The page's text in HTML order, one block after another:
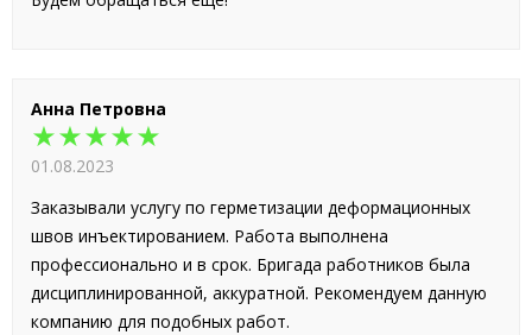
Анна Петровна
★★★★★
01.08.2023
Заказывали услугу по герметизации деформационных
швов инъектированием. Работа выполнена
профессионально и в срок. Бригада работников была
дисциплинированной, аккуратной. Рекомендуем данную
компанию для подобных работ.